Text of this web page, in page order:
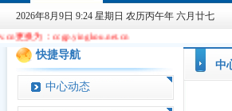
2026年8月9日 9:24 星期日 农历丙午年 六月廿七
快捷导航
中心动态
中